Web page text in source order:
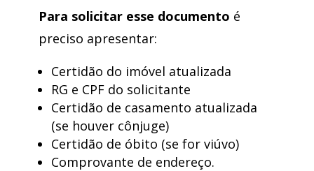
Para solicitar esse documento é
preciso apresentar:
Certidão do imóvel atualizada
RG e CPF do solicitante
Certidão de casamento atualizada
(se houver cônjuge)
Certidão de óbito (se for viúvo)
Comprovante de endereço.